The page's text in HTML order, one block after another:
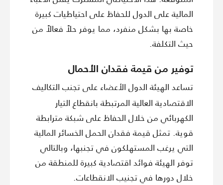
المالية على الدول للحفاظ على احتياطيات كبيرة
خاصة بها بشكل منفرد، مما يوفر حلاً فعالاً من
حيث التكلفة.
توفير من قيمة فقدان الأحمال
تساعد الهيئة الدول الأعضاء على تجنب التكاليف
الاقتصادية العالية المرتبطة بانقطاع التيار
الكهربائي من خلال الحفاظ على شبكة مترابطة
قوية. تمثل قيمة فقدان الحمل الخسائر المالية
التي يرغب المستهلكون في تجنبها، وبالتالي
توفر الهيئة فوائد اقتصادية كبيرة للمنطقة من
خلال دورها في تجنيب الانقطاعات.